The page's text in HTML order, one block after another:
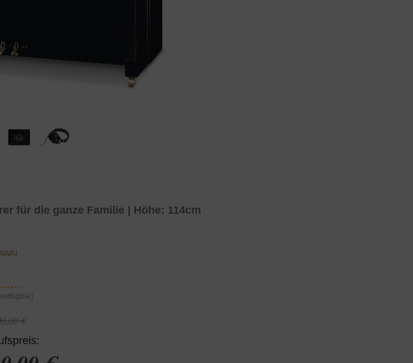
für die ganze Familie | Höhe: 114cm
€